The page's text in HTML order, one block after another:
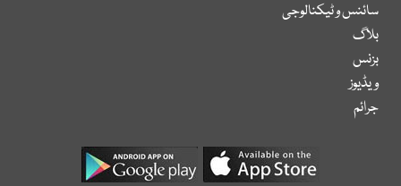
سائنس و ٹیکنالوجی
بلاگ
بزنس
ویڈیوز
جرائم